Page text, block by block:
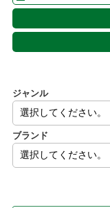
ジャンル
ブランド